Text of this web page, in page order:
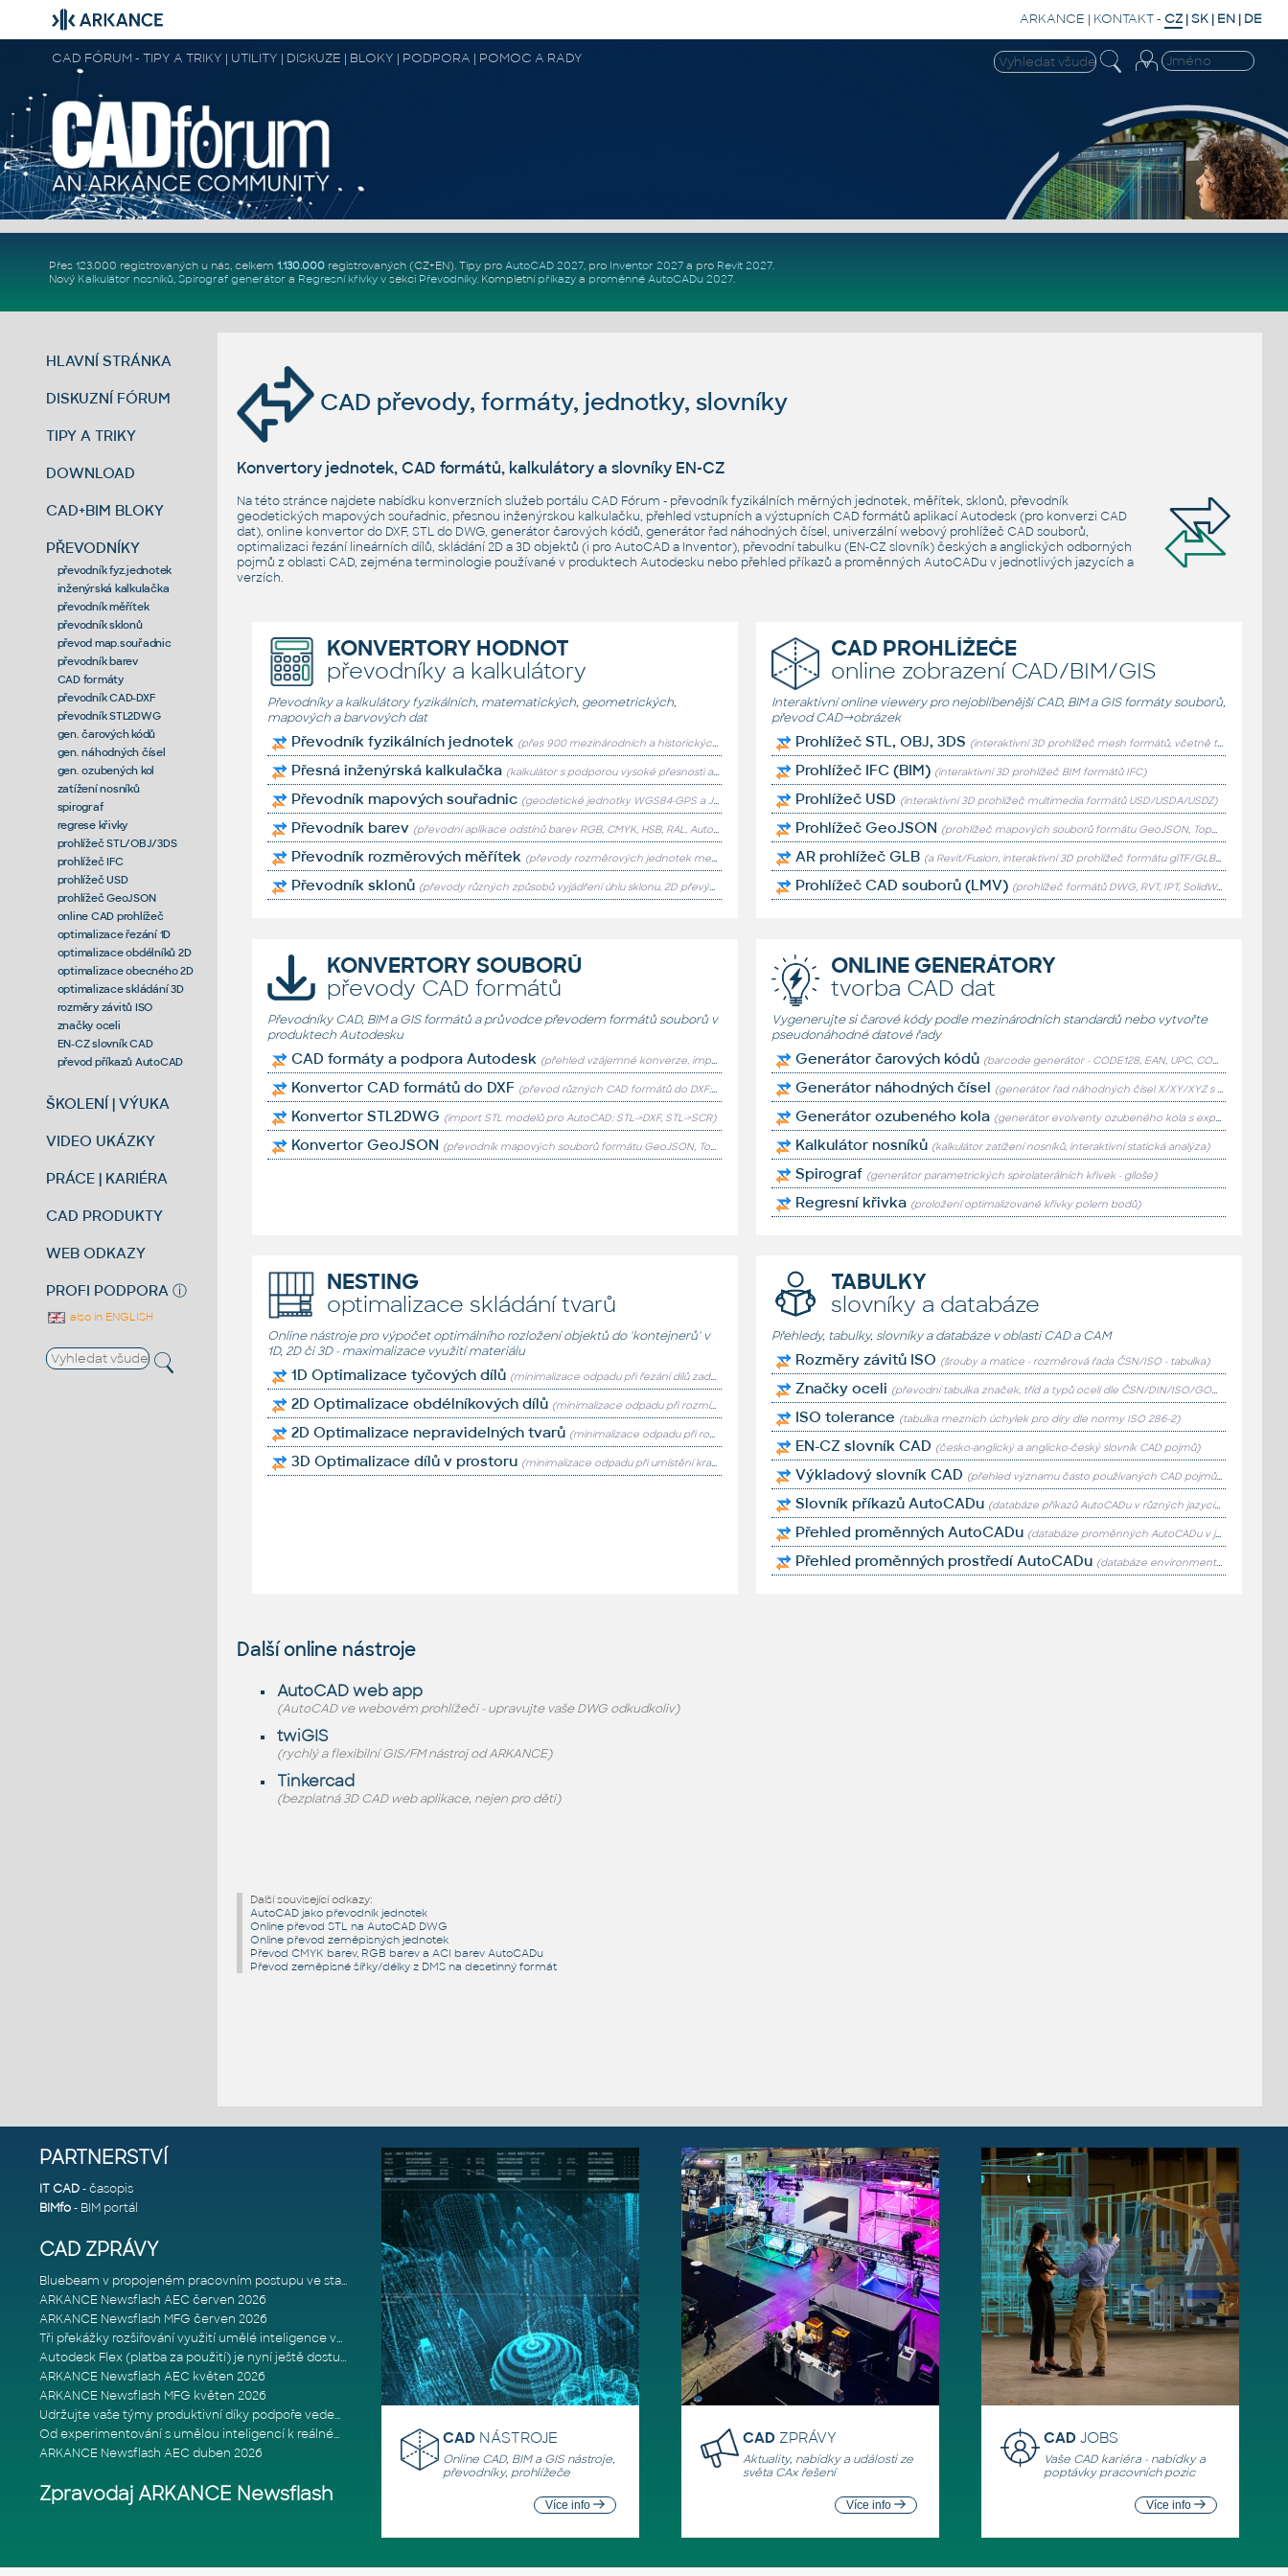
ARKANCE | KONTAKT- CZ |SK | EN | DE
CAD FÓRUM - TIPY A TRIKY | UTILITY | DISKUZE | BLOKY | PODPORA | POMOC A RADY
Přes 123.000 registrovaných u nás, celkem 1.130.000registrovaných (CZ+EN). Tipy pro AutoCAD 2027, pro Inventor 2027a pro Revit 2027.
Nový Kalkulátor nosníků, Spirograf generátor a Regresní křivkyv sekci Převodníky. Kompletní příkazya proměnné AutoCADu 2027.
HLAVNÍ STRÁNKA
DISKUZNÍ FÓRUM
TIPY A TRIKY
DOWNLOAD
CAD+BIM BLOKY
PŘEVODNÍKY
převodník fyz.jednotek
inženýrská kalkulačka
převodník měřítek
převodník sklonů
převod map.souřadnic
převodník barev
CAD formáty
převodník CAD-DXF
převodník STL2DWG
gen. čarových kódů
gen. náhodných čísel
gen. ozubených kol
zatížení nosníků
spirograf
regrese křivky
prohlížeč STL/OBJ/3DS
prohlížeč IFC
prohlížeč USD
prohlížeč GeoJSON
online CAD prohlížeč
optimalizace řezání 1D
optimalizace obdélníků 2D
optimalizace obecného 2D
optimalizace skládání 3D
rozměry závitů ISO
značky oceli
EN-CZ slovník CAD
převod příkazů AutoCAD
ŠKOLENÍ | VÝUKA
VIDEO UKÁZKY
PRÁCE | KARIÉRA
CAD PRODUKTY
WEB ODKAZY
PROFI PODPORA ⓘ
also in ENGLISH
CAD převody, formáty, jednotky, slovníky
Konvertory jednotek, CAD formátů, kalkulátory a slovníky EN-CZ
Na této stránce najdete nabídku konverzních služeb portálu CAD Fórum - převodník fyzikálních měrných jednotek, měřítek, sklonů, převodník
geodetických mapových souřadnic, přesnou inženýrskou kalkulačku, přehled vstupních a výstupních CAD formátů aplikací Autodesk (pro konverzi CAD
dat), online konvertor do DXF, STL do DWG, generátor čarových kódů, generátor řad náhodných čísel, univerzální webový prohlížeč CAD souborů,
optimalizaci řezání lineárních dílů, skládání 2D a 3D objektů (i pro AutoCAD a Inventor), převodní tabulku (EN-CZ slovník) českých a anglických odborných
pojmů z oblasti CAD, zejména terminologie používané v produktech Autodesku nebo přehled příkazů a proměnných AutoCADu v jednotlivých jazycích a
verzích.
KONVERTORY HODNOT
převodníky a kalkulátory
Převodníky a kalkulátory fyzikálních, matematických, geometrických,
mapových a barvových dat
Převodník fyzikálních jednotek (přes 900 mezinárodních a historických měrných jednotek)
Přesná inženýrská kalkulačka (kalkulátor s podporou vysoké přesnosti a pokročilých matematických funkcí)
Převodník mapových souřadnic (geodetické jednotky WGS84-GPS a JTSK, what3words, geokódování adres)
Převodník barev (převodní aplikace odstínů barev RGB, CMYK, HSB, RAL, AutoCAD-ACI, Pantone)
Převodník rozměrových měřítek (převody rozměrových jednotek mezi dvěma známými měřítky)
Převodník sklonů (převody různých způsobů vyjádření úhlu sklonu, 2D převýšení, stoupání)
CAD PROHLÍŽEČE
online zobrazení CAD/BIM/GIS
Interaktivní online viewery pro nejoblíbenější CAD, BIM a GIS formáty souborů,
převod CAD→obrázek
Prohlížeč STL, OBJ, 3DS (interaktivní 3D prohlížeč mesh formátů, včetně textur)
Prohlížeč IFC (BIM) (interaktivní 3D prohlížeč BIM formátů IFC)
Prohlížeč USD (interaktivní 3D prohlížeč multimedia formátů USD/USDA/USDZ)
Prohlížeč GeoJSON (prohlížeč mapových souborů formátu GeoJSON, TopoJSON, KML a Shapefile)
AR prohlížeč GLB (a Revit/Fusion, interaktivní 3D prohlížeč formátu glTF/GLB s AR prezentací na mobilu)
Prohlížeč CAD souborů (LMV) (prohlížeč formátů DWG, RVT, IPT, SolidWorks, Catia, ProE...)
KONVERTORY SOUBORŮ
převody CAD formátů
Převodníky CAD, BIM a GIS formátů a průvodce převodem formátů souborů v
produktech Autodesku
CAD formáty a podpora Autodesk (přehled vzájemné konverze, import/export, prohlížeče, popis)
Konvertor CAD formátů do DXF (převod různých CAD formátů do DXF: DWG->DXF, WMF->DXF, CDR->DXF, SVG->DXF, PDF->DXF...)
Konvertor STL2DWG (import STL modelů pro AutoCAD: STL->DXF, STL->SCR)
Konvertor GeoJSON (převodník mapových souborů formátu GeoJSON, TopoJSON, KML a Shapefile)
ONLINE GENERÁTORY
tvorba CAD dat
Vygenerujte si čarové kódy podle mezinárodních standardů nebo vytvořte
pseudonáhodné datové řady
Generátor čarových kódů (barcode generátor - CODE128, EAN, UPC, CODE39, ITF, MSI, Pharmcode)
Generátor náhodných čísel (generátor řad náhodných čísel X/XY/XYZ s různými průběhy rozdělení pravděpodobnosti)
Generátor ozubeného kola (generátor evolventy ozubeného kola s exportem CSV/SVG/DXF)
Kalkulátor nosníků (kalkulátor zatížení nosníků, interaktivní statická analýza)
Spirograf (generátor parametrických spirolaterálních křivek - giloše)
Regresní křivka (proložení optimalizované křivky polem bodů)
NESTING
optimalizace skládání tvarů
Online nástroje pro výpočet optimálního rozložení objektů do 'kontejnerů' v
1D, 2D či 3D - maximalizace využití materiálu
1D Optimalizace tyčových dílů (minimalizace odpadu při řezání dílů zadané délky z tyčového/pásového materiálu)
2D Optimalizace obdélníkových dílů (minimalizace odpadu při rozmístění dílů zadané šířky a délky na tabulích/listech)
2D Optimalizace nepravidelných tvarů (minimalizace odpadu při rozmístění dílů zadaného tvaru v zadaném kontejneru - SVG)
3D Optimalizace dílů v prostoru (minimalizace odpadu při umístění krabic do objemových obalů/kontejnerů)
TABULKY
slovníky a databáze
Přehledy, tabulky, slovníky a databáze v oblasti CAD a CAM
Rozměry závitů ISO (šrouby a matice - rozměrová řada ČSN/ISO - tabulka)
Značky oceli (převodní tabulka značek, tříd a typů ocelí dle ČSN/DIN/ISO/GOST)
ISO tolerance (tabulka mezních úchylek pro díry dle normy ISO 286-2)
EN-CZ slovník CAD (česko-anglický a anglicko-český slovník CAD pojmů)
Výkladový slovník CAD (přehled významu často používaných CAD pojmů a zkratek)
Slovník příkazů AutoCADu (databáze příkazů AutoCADu v různých jazycích)
Přehled proměnných AutoCADu (databáze proměnných AutoCADu v jednotlivých verzích programu)
Přehled proměnných prostředí AutoCADu (databáze environment proměnných AutoCADu)
Další online nástroje
AutoCAD web app
(AutoCAD ve webovém prohlížeči - upravujte vaše DWG odkudkoliv)
twiGIS
(rychlý a flexibilní GIS/FM nástroj od ARKANCE)
Tinkercad
(bezplatná 3D CAD web aplikace, nejen pro děti)
Další související odkazy:
AutoCAD jako převodník jednotek
Online převod STL na AutoCAD DWG
Online převod zeměpisných jednotek
Převod CMYK barev, RGB barev a ACI barev AutoCADu
Převod zeměpisné šířky/délky z DMS na desetinný formát
PARTNERSTVÍ
IT CAD- časopis
BIMfo- BIM portál
CAD ZPRÁVY
Bluebeam v propojeném pracovním postupu ve stavebnictví: Proč je int
ARKANCE Newsflash AEC červen 2026
ARKANCE Newsflash MFG červen 2026
Tři překážky rozšiřování využití umělé inteligence ve stavebním prům
Autodesk Flex (platba za použití) je nyní ještě dostupnější
ARKANCE Newsflash AEC květen 2026
ARKANCE Newsflash MFG květen 2026
Udržujte vaše týmy produktivní díky podpoře vedené odborníky
Od experimentování s umělou inteligencí k reálnému dopadu na podniká
ARKANCE Newsflash AEC duben 2026
Zpravodaj ARKANCE Newsflash
CAD NÁSTROJE
Online CAD, BIM a GIS nástroje,
převodníky, prohlížeče
Více info
CAD ZPRÁVY
Aktuality, nabídky a události ze
světa CAx řešení
Více info
CADJOBS
Vaše CAD kariéra - nabídky a
poptávky pracovních pozic
Více info